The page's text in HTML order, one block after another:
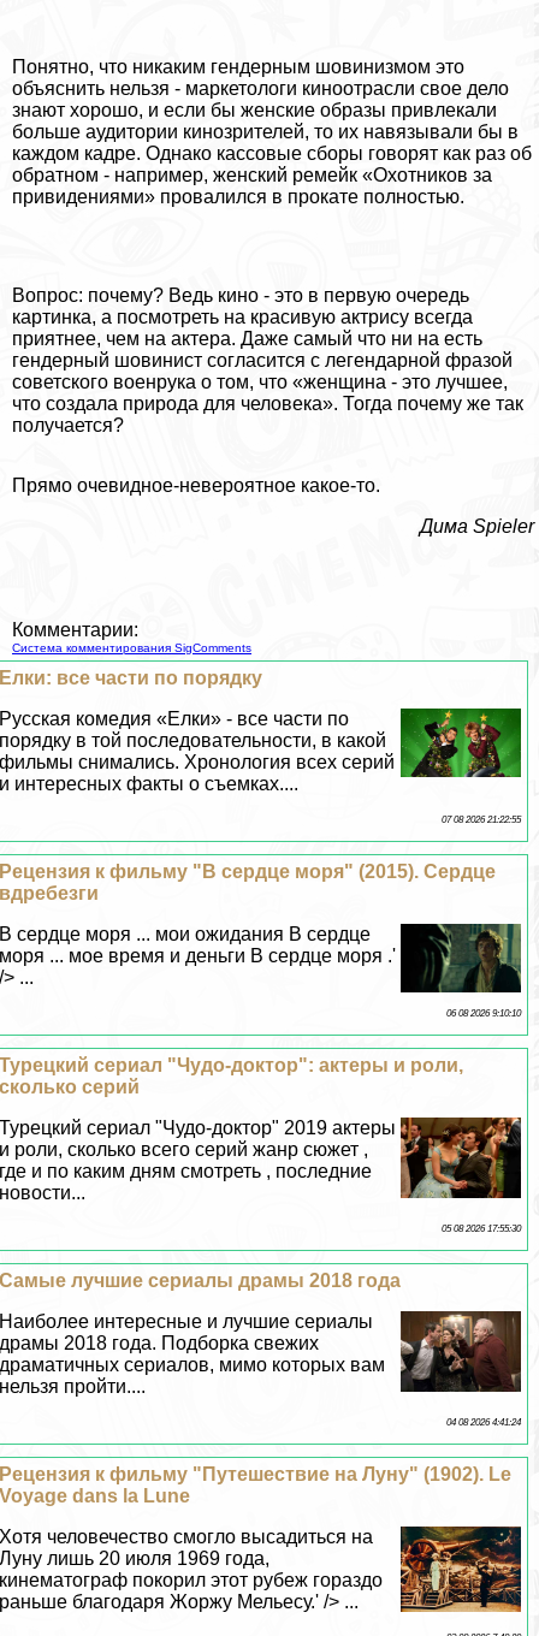
Понятно, что никаким гендерным шовинизмом это
объяснить нельзя - маркетологи киноотрасли свое дело
знают хорошо, и если бы женские образы привлекали
больше аудитории кинозрителей, то их навязывали бы в
каждом кадре. Однако кассовые сборы говорят как раз об
обратном - например, женский ремейк «Охотников за
привидениями» провалился в прокате полностью.
Вопрос: почему? Ведь кино - это в первую очередь
картинка, а посмотреть на красивую актрису всегда
приятнее, чем на актера. Даже самый что ни на есть
гендерный шовинист согласится с легендарной фразой
советского военрука о том, что «женщина - это лучшее,
что создала природа для человека». Тогда почему же так
получается?
Прямо очевидное-невероятное какое-то.
Дима Spieler
Комментарии:
Система комментирования SigComments
Елки: все части по порядку
Русская комедия «Елки» - все части по
порядку в той последовательности, в какой
фильмы снимались. Хронология всех серий
и интересных факты о съемках....
07 08 2026 21:22:55
Рецензия к фильму "В сердце моря" (2015). Сердце
вдребезги
В сердце моря ... мои ожидания В сердце
моря ... мое время и деньги В сердце моря .'
/> ...
06 08 2026 9:10:10
Турецкий сериал "Чудо-доктор": актеры и роли,
сколько серий
Турецкий сериал "Чудо-доктор" 2019 актеры
и роли, сколько всего серий жанр сюжет ,
где и по каким дням смотреть , последние
новости...
05 08 2026 17:55:30
Самые лучшие сериалы драмы 2018 года
Наиболее интересные и лучшие сериалы
драмы 2018 года. Подборка свежих
драматичных сериалов, мимо которых вам
нельзя пройти....
04 08 2026 4:41:24
Рецензия к фильму "Путешествие на Луну" (1902). Le
Voyage dans la Lune
Хотя человечество смогло высадиться на
Луну лишь 20 июля 1969 года,
кинематограф покорил этот рубеж гораздо
раньше благодаря Жоржу Мельесу.' /> ...